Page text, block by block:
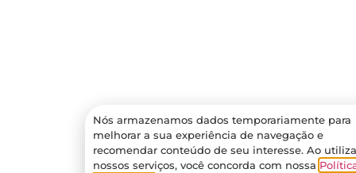
Nós armazenamos dados temporariamente para
melhorar a sua experiência de navegação e
recomendar conteúdo de seu interesse. Ao
nossos serviços, você concorda com nossa